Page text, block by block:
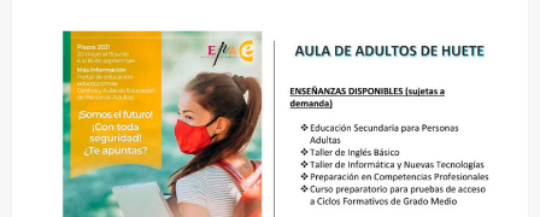
Recogida
de
voluminosos
los
primeros
jueves
de
mes,
en
junio
el